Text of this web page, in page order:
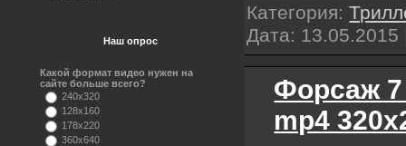
Наш опрос
Какой формат видео нужен на
сайте больше всего?
240x320
128x160
178x220
360x640
Категория:
Дата: 13.05.2015
Форсаж 7
mp4